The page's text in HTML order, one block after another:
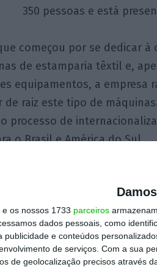
e os nossos 1733 parceiros
dados pessoais, como
publicidade e conteúdos
de serviços. Com a sua
de geolocalização precisos através
350 pessoas e está
começou por se dedicar à
de estamparia têxtil e,
equipamentos, a empresa
raiz este tipo de
processo de
o Brasil e América do Sul.
Talone, que se recusou a
entre as partes.